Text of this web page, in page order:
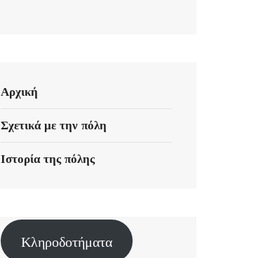
Αρχική
Σχετικά με την πόλη
Ιστορία της πόλης
Κληροδοτήματα